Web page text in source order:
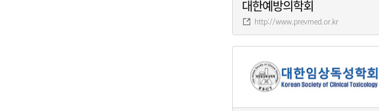
대한예방의학회
http://www.prevmed.or.kr